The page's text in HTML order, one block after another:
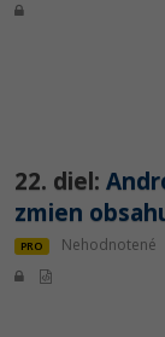
22. diel:
zmien
PRO Nehodnotené